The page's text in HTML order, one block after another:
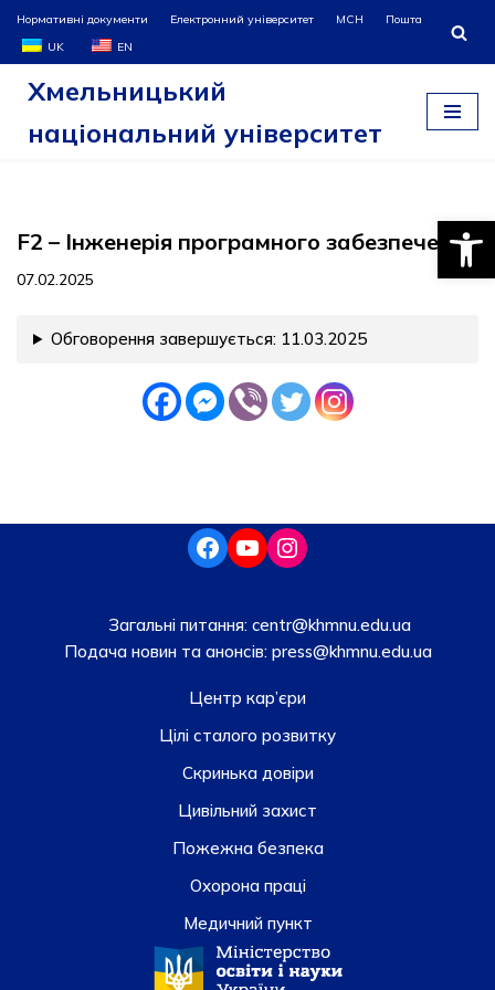
Перейти
до
Нормативні документи Електронний університет МСН
Пошта
UK
EN
Хмельницький
національний університет
F2 – Інженерія програмного забезпечення
07.02.2025
Обговорення завершується: 11.03.2025
Загальні питання: centr@khmnu.edu.ua
Подача новин та анонсів:press@khmnu.edu.ua
Центр кар’єри
Цілі сталого розвитку
Скринька довiри
Цивільний захист
Пожежна безпека
Охорона праці
Медичний пункт